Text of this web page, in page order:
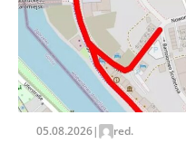
Zapamiętaj moje
pisania kolejnych
05.08.2026| red.